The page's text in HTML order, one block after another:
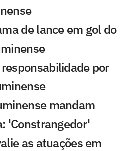
de lance em gol do
por
mandam
'Constrangedor'
as atuações em